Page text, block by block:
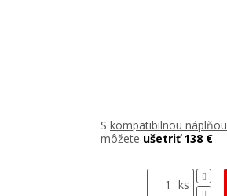
S kompatibilnou náplňou
môžete ušetriť 138 €
ks